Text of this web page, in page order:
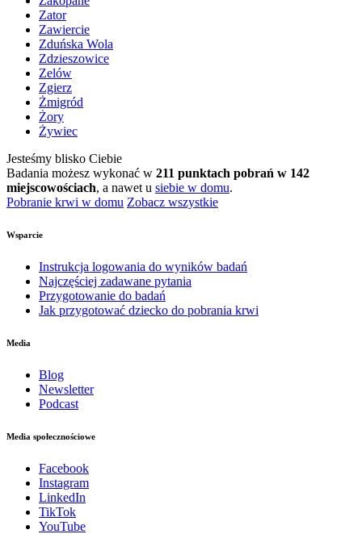
Zator
Zawiercie
Zduńska Wola
Zdzieszowice
Zelów
Zgierz
Żmigród
Żory
Żywiec
Jesteśmy blisko Ciebie
Badania możesz wykonać w 211 punktach pobrań w 142
miejscowościach, a nawet u siebie w domu.
Pobranie krwi w domu Zobacz wszystkie
Wsparcie
Instrukcja logowania do wyników badań
Najczęściej zadawane pytania
Przygotowanie do badań
Jak przygotować dziecko do pobrania krwi
Media
Blog
Newsletter
Podcast
Media społecznościowe
Facebook
Instagram
LinkedIn
TikTok
YouTube